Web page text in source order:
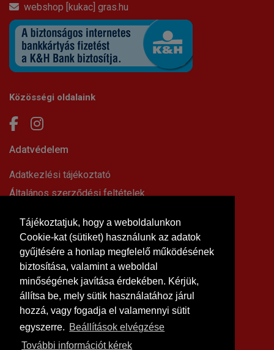
Tájékoztatjuk, hogy a weboldalunkon
Cookie-kat (sütiket) használunk az adatok
gyűjtésére a honlap megfelelő működésének
biztosítása, valamint a weboldal
minőségének javítása érdekében. Kérjük,
állítsa be, mely sütik használatához járul
hozzá, vagy fogadja el valamennyi sütit
egyszerre. Beállítások elvégzése
További információt kérek
webshop [kukac] gras.hu
Közösségi oldalaink
Adatvédelem
Adatkezlési tájékoztató
Általános szerződési feltételek
Impresszum
Süti beállítások
Információk
Hírek, cikkek
Kapcsolat
Letölthető dokumentumok
Rólunk